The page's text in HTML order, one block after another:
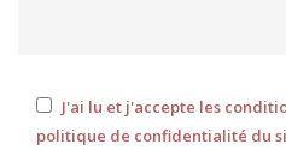
J'ai lu et j'accepte les
politique de confidentialité du